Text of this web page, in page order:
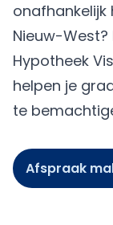
Nieuw-
Hypotheek
helpen je
te
Afspraak